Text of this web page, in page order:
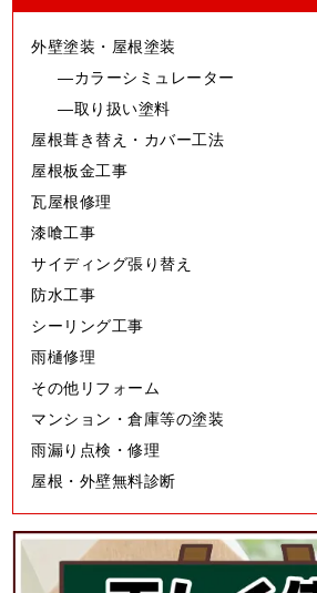
外壁塗装・屋根塗装
カラーシミュレーター
取り扱い塗料
屋根葺き替え・カバー工法
屋根板金工事
瓦屋根修理
漆喰工事
サイディング張り替え
防水工事
シーリング工事
雨樋修理
その他リフォーム
マンション・倉庫等の塗装
雨漏り点検・修理
屋根・外壁無料診断